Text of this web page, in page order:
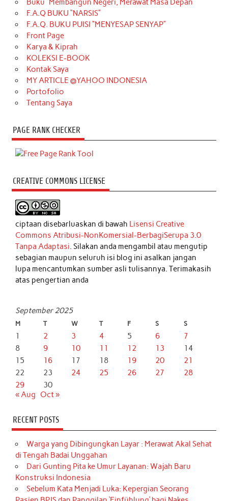
Buku “Membangun Negeri, Merawat Masa Depan
F.A.Q BUKU “NARSIS”
F.A.Q. BUKU PUISI “MENYESAP SENYAP”
Front Page
Karya & Kiprah
KOLEKSI E-BOOK
Kontak Saya
MY ARTICLE @YAHOO INDONESIA
Portofolio
Tentang Saya
PAGE RANK CHECKER
CREATIVE COMMONS LICENSE
ciptaan disebarluaskan di bawah Lisensi Creative
Commons Atribusi-NonKomersial-BerbagiSerupa 3.0
Tanpa Adaptasi . Silakan anda mengambil atau mengutip
sebagian maupun seluruh isi blog ini asalkan jangan
lupa mencantumkan sumber asli tulisannya. Terimakasih
atas pengertian anda
September 2025
M T W T F S S
1 2 3 4 5 6
7
8
9 10 11 12 13
14
15
16 17 18 19 20
21
22
23 24 25 26 27
28
29
30
« Aug
Oct »
RECENT POSTS
Warga yang Dibingungkan Layar : Merawat Akal Sehat
di Tengah Badai Unggahan
Dari Gunting Pita ke Umur Layanan: Wajah Baru
Konstruksi Indonesia
Sebelum Kata Menjadi Luka: Kepergian Seorang